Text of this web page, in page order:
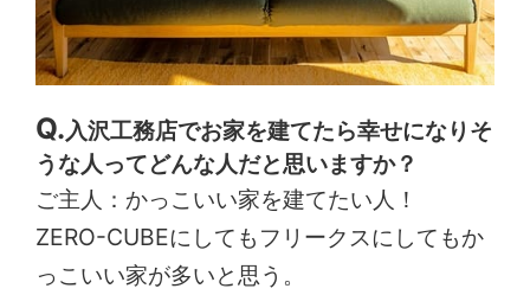
入沢工務店でお家を建てたら幸せになりそ
うな人ってどんな人だと思いますか？
ご主人：かっこいい家を建てたい人！
ZERO-CUBEにしてもフリークスにしてもか
っこいい家が多いと思う。